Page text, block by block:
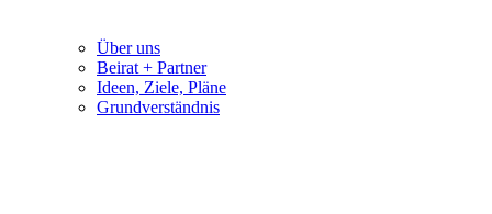
Über uns
Beirat + Partner
Ideen, Ziele, Pläne
Grundverständnis